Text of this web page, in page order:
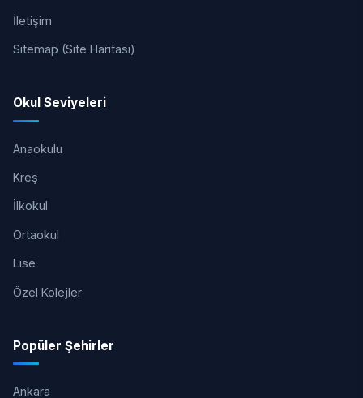
İletişim
Sitemap (Site Haritası)
Okul Seviyeleri
Anaokulu
Kreş
İlkokul
Ortaokul
Lise
Özel Kolejler
Popüler Şehirler
Ankara